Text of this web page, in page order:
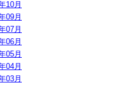
10月
09月
07月
06月
05月
04月
03月